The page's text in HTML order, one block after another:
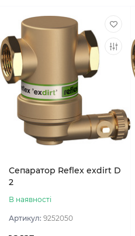
Сепаратор Reflex exdirt D
2
В наявності
Артикул: 9252050